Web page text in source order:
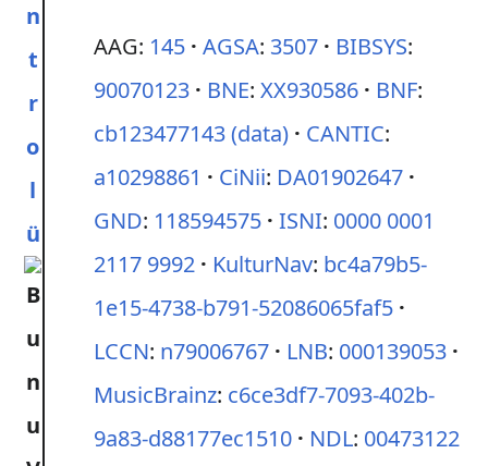
n
t
r
o
l
ü
AAG: 145 AGSA: 3507 BIBSYS:
90070123
BNE: XX930586 BNF:
cb123477143(data) CANTIC:
a10298861
CiNii: DA01902647
GND: 118594575 ISNI: 0000 0001
2117 9992
KulturNav: bc4a79b5-
1e15-4738-b791-52086065faf5
LCCN: n79006767 LNB: 000139053
MusicBrainz: c6ce3df7-7093-402b-
9a83-d88177ec1510
NDL: 00473122